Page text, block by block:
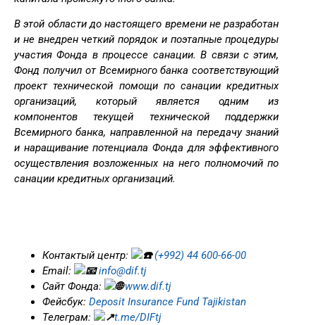
В этой области до настоящего времени не разработан
и не внедрен четкий порядок и поэтапные процедуры
участия Фонда в процессе санации. В связи с этим,
Фонд получил от Всемирного банка соответствующий
проект технической помощи по санации кредитных
организаций, который является одним из
компонентов текущей технической поддержки
Всемирного банка, направленной на передачу знаний
и наращивание потенциала Фонда для эффективного
осуществления возложенных на него полномочий по
санации кредитных организаций.
Контактый центр:
(+992) 44 600-66-00
Еmail:
info@dif.tj
Сайт Фонда:
www.dif.tj
Фейсбук: Deposit Insurance Fund Tajikistan
Телеграм:
t.me/DIFtj